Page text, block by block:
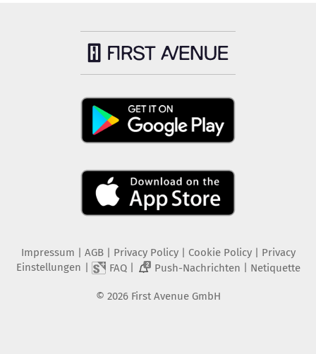
Impressum | AGB | Privacy Policy| Cookie Policy| Privacy
Einstellungen | FAQ| 2 Push-Nachrichten | Netiquette
© 2026 First Avenue GmbH